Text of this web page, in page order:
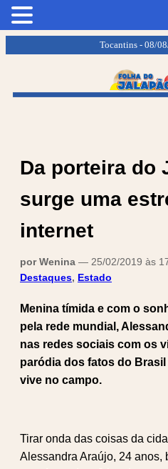
Tocantins - 08/
Da porteira do
surge uma
internet
por Wenina — 25/02/2019 às
Destaques, Estado
Menina tímida e com o
pela rede mundial,
nas redes sociais com os
paródia dos fatos do
vive no campo.
Tirar onda das coisas da
Alessandra Araújo, 24 anos,